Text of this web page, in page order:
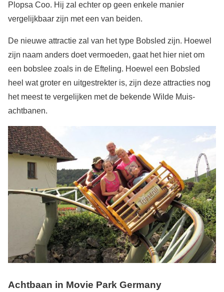
Plopsa Coo. Hij zal echter op geen enkele manier
vergelijkbaar zijn met een van beiden.
De nieuwe attractie zal van het type Bobsled zijn. Hoewel
zijn naam anders doet vermoeden, gaat het hier niet om
een bobslee zoals in de Efteling. Hoewel een Bobsled
heel wat groter en uitgestrekter is, zijn deze attracties nog
het meest te vergelijken met de bekende Wilde Muis-
achtbanen.
Achtbaan in Movie Park Germany